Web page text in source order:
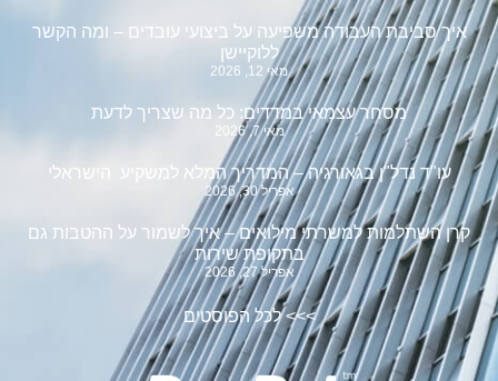
איך סביבת העבודה משפיעה על ביצועי עובדים – ומה הקשר
ללוקיישן
מאי 12, 2026
מסחר עצמאי במדדים: כל מה שצריך לדעת
מאי 7, 2026
עו"ד נדל"ן בגאורגיה – המדריך המלא למשקיע הישראלי
אפריל 30, 2026
קרן השתלמות למשרתי מילואים – איך לשמור על ההטבות גם
בתקופת שירות
אפריל 27, 2026
>>>לכל הפוסטים